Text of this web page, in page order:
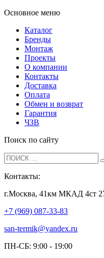
Основное меню
Каталог
Бренды
Монтаж
Проекты
О компании
Контакты
Доставка
Оплата
Обмен и возврат
Гарантия
ЧЗВ
Поиск по сайту
Контакты:
г.Москва, 41км МКАД 4ст
+7 (969) 087-33-83
san-termik@yandex.ru
ПН-СБ: 9:00 - 19:00